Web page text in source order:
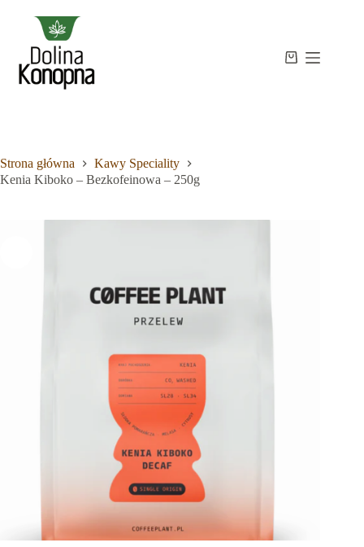
Brak
wyników
Strona
główna
Kontakt
Koszyk
Strona główna
Kawy Speciality
Kenia Kiboko – Bezkofeinowa – 250g